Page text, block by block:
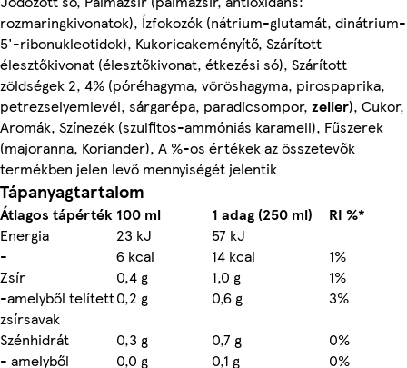
rozmaringkivonatok), Ízfokozók (nátrium-glutamát, dinátrium-
5'-ribonukleotidok), Kukoricakeményítő, Szárított
élesztőkivonat (élesztőkivonat, étkezési só), Szárított
zöldségek 2, 4% (póréhagyma, vöröshagyma, pirospaprika,
petrezselyemlevél, sárgarépa, paradicsompor, zeller), Cukor,
Aromák, Színezék (szulfitos-ammóniás karamell), Fűszerek
(majoranna, Koriander), A %-os értékek az összetevők
termékben jelen levő mennyiségét jelentik
Tápanyagtartalom
Átlagos tápérték 100 ml 1 adag (250 ml)
RI %*
Energia
23 kJ
57 kJ
-
6 kcal 14 kcal
1%
Zsír
0,4 g 1,0 g
1%
-amelyből telített
zsírsavak
0,2 g 0,6 g
3%
Szénhidrát
0,3 g 0,7 g
0%
- amelyből
0,0 g 0,1 g
0%